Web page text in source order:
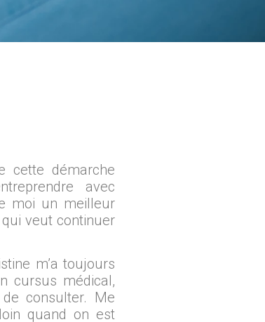
cette démarche
avec
moi un meilleur
veut continuer
m’a toujours
cursus médical,
consulter. Me
quand on est